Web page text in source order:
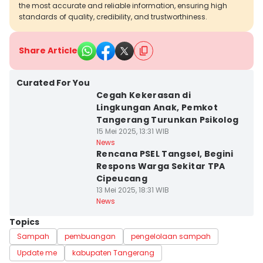
the most accurate and reliable information, ensuring high
standards of quality, credibility, and trustworthiness.
Share Article
Curated For You
Cegah Kekerasan di
Lingkungan Anak, Pemkot
Tangerang Turunkan Psikolog
15 Mei 2025, 13:31 WIB
News
Rencana PSEL Tangsel, Begini
Respons Warga Sekitar TPA
Cipeucang
13 Mei 2025, 18:31 WIB
News
Topics
Sampah pembuangan
pengelolaan sampah
Update me
kabupaten Tangerang